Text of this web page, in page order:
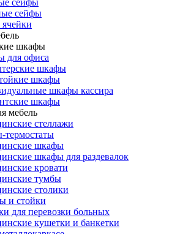
сейфы
сейфы
шкафы
для офиса
шкафы
шкафы
шкафы кассира
шкафы
мебель
стеллажи
шкафы
шкафы для раздевалок
кровати
тумбы
столики
и стойки
для перевозки больных
кушетки и банкетки